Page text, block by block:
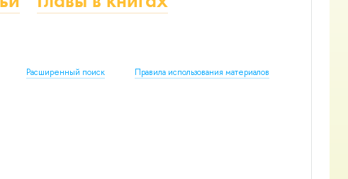
Расширенный поиск
Правила использования материалов